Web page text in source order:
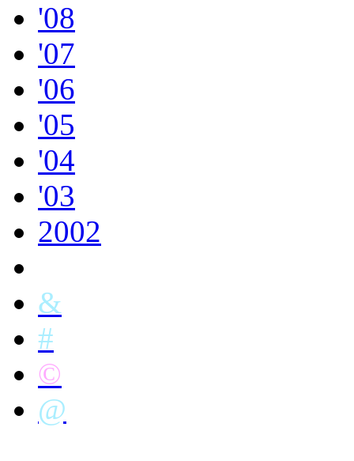
'08
'07
'06
'05
'04
'03
2002
&
#
©
@